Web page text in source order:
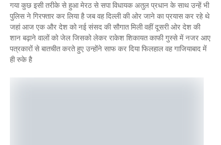
गया कुछ इसी तरीके से हुआ मेरठ से सपा विधायक अतुल प्रधान के साथ उन्हें भी
पुलिस ने गिरफ्तार कर लिया है जब वह दिल्ली की ओर जाने का प्रयास कर रहे थे
जहां आज एक और देश को नई संसद की सौगात मिली वहीं दूसरी ओर देश की
शान बढ़ाने वालों को जेल जिसको लेकर राकेश शिकायत काफी गुस्से में नजर आए
पत्रकारों से बातचीत करते हुए उन्होंने साफ कर दिया फिलहाल वह गाजियाबाद में
ही रुके है